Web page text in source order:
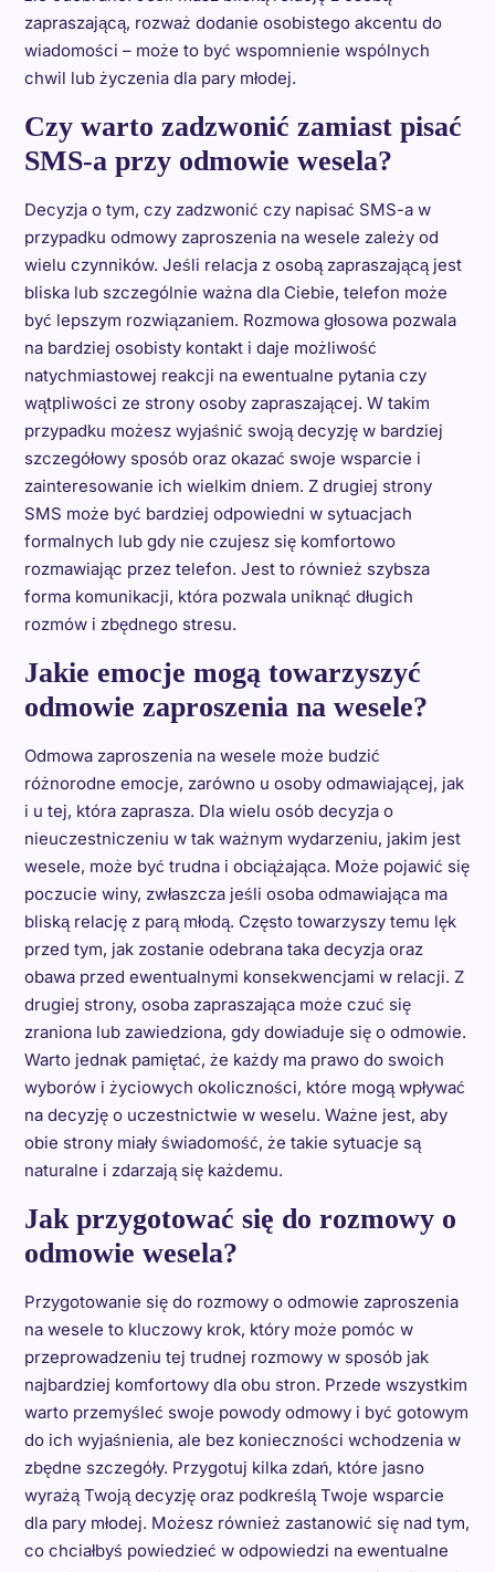
zapraszającą, rozważ dodanie osobistego akcentu do
wiadomości – może to być wspomnienie wspólnych
chwil lub życzenia dla pary młodej.
Czy warto zadzwonić zamiast pisać
SMS-a przy odmowie wesela?
Decyzja o tym, czy zadzwonić czy napisać SMS-a w
przypadku odmowy zaproszenia na wesele zależy od
wielu czynników. Jeśli relacja z osobą zapraszającą jest
bliska lub szczególnie ważna dla Ciebie, telefon może
być lepszym rozwiązaniem. Rozmowa głosowa pozwala
na bardziej osobisty kontakt i daje możliwość
natychmiastowej reakcji na ewentualne pytania czy
wątpliwości ze strony osoby zapraszającej. W takim
przypadku możesz wyjaśnić swoją decyzję w bardziej
szczegółowy sposób oraz okazać swoje wsparcie i
zainteresowanie ich wielkim dniem. Z drugiej strony
SMS może być bardziej odpowiedni w sytuacjach
formalnych lub gdy nie czujesz się komfortowo
rozmawiając przez telefon. Jest to również szybsza
forma komunikacji, która pozwala uniknąć długich
rozmów i zbędnego stresu.
Jakie emocje mogą towarzyszyć
odmowie zaproszenia na wesele?
Odmowa zaproszenia na wesele może budzić
różnorodne emocje, zarówno u osoby odmawiającej, jak
i u tej, która zaprasza. Dla wielu osób decyzja o
nieuczestniczeniu w tak ważnym wydarzeniu, jakim jest
wesele, może być trudna i obciążająca. Może pojawić się
poczucie winy, zwłaszcza jeśli osoba odmawiająca ma
bliską relację z parą młodą. Często towarzyszy temu lęk
przed tym, jak zostanie odebrana taka decyzja oraz
obawa przed ewentualnymi konsekwencjami w relacji. Z
drugiej strony, osoba zapraszająca może czuć się
zraniona lub zawiedziona, gdy dowiaduje się o odmowie.
Warto jednak pamiętać, że każdy ma prawo do swoich
wyborów i życiowych okoliczności, które mogą wpływać
na decyzję o uczestnictwie w weselu. Ważne jest, aby
obie strony miały świadomość, że takie sytuacje są
naturalne i zdarzają się każdemu.
Jak przygotować się do rozmowy o
odmowie wesela?
Przygotowanie się do rozmowy o odmowie zaproszenia
na wesele to kluczowy krok, który może pomóc w
przeprowadzeniu tej trudnej rozmowy w sposób jak
najbardziej komfortowy dla obu stron. Przede wszystkim
warto przemyśleć swoje powody odmowy i być gotowym
do ich wyjaśnienia, ale bez konieczności wchodzenia w
zbędne szczegóły. Przygotuj kilka zdań, które jasno
wyrażą Twoją decyzję oraz podkreślą Twoje wsparcie
dla pary młodej. Możesz również zastanowić się nad tym,
co chciałbyś powiedzieć w odpowiedzi na ewentualne